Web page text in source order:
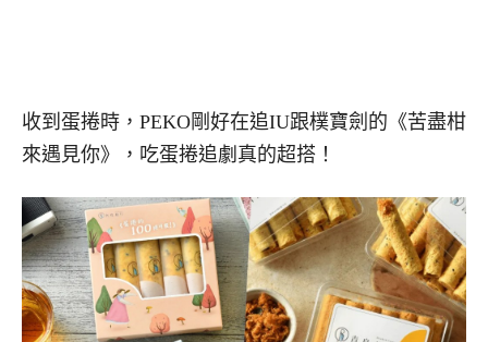
收到蛋捲時，PEKO剛好在追IU跟樸寶劍的《苦盡柑
來遇見你》，吃蛋捲追劇真的超搭！